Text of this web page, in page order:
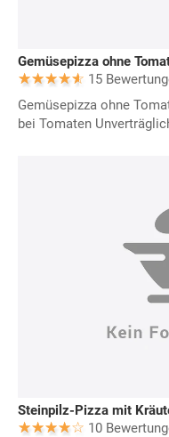
Gemüsepizza ohne
15
Gemüsepizza ohne
bei Tomaten
Steinpilz-Pizza mit
10